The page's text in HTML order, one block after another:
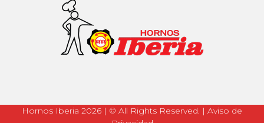
Hornos Iberia 2026 | © All Rights Reserved. | Aviso de